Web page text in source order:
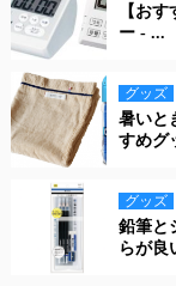
【お
ー - ...
グッズ
暑いと
すめグ
グッズ
鉛筆と
らが良